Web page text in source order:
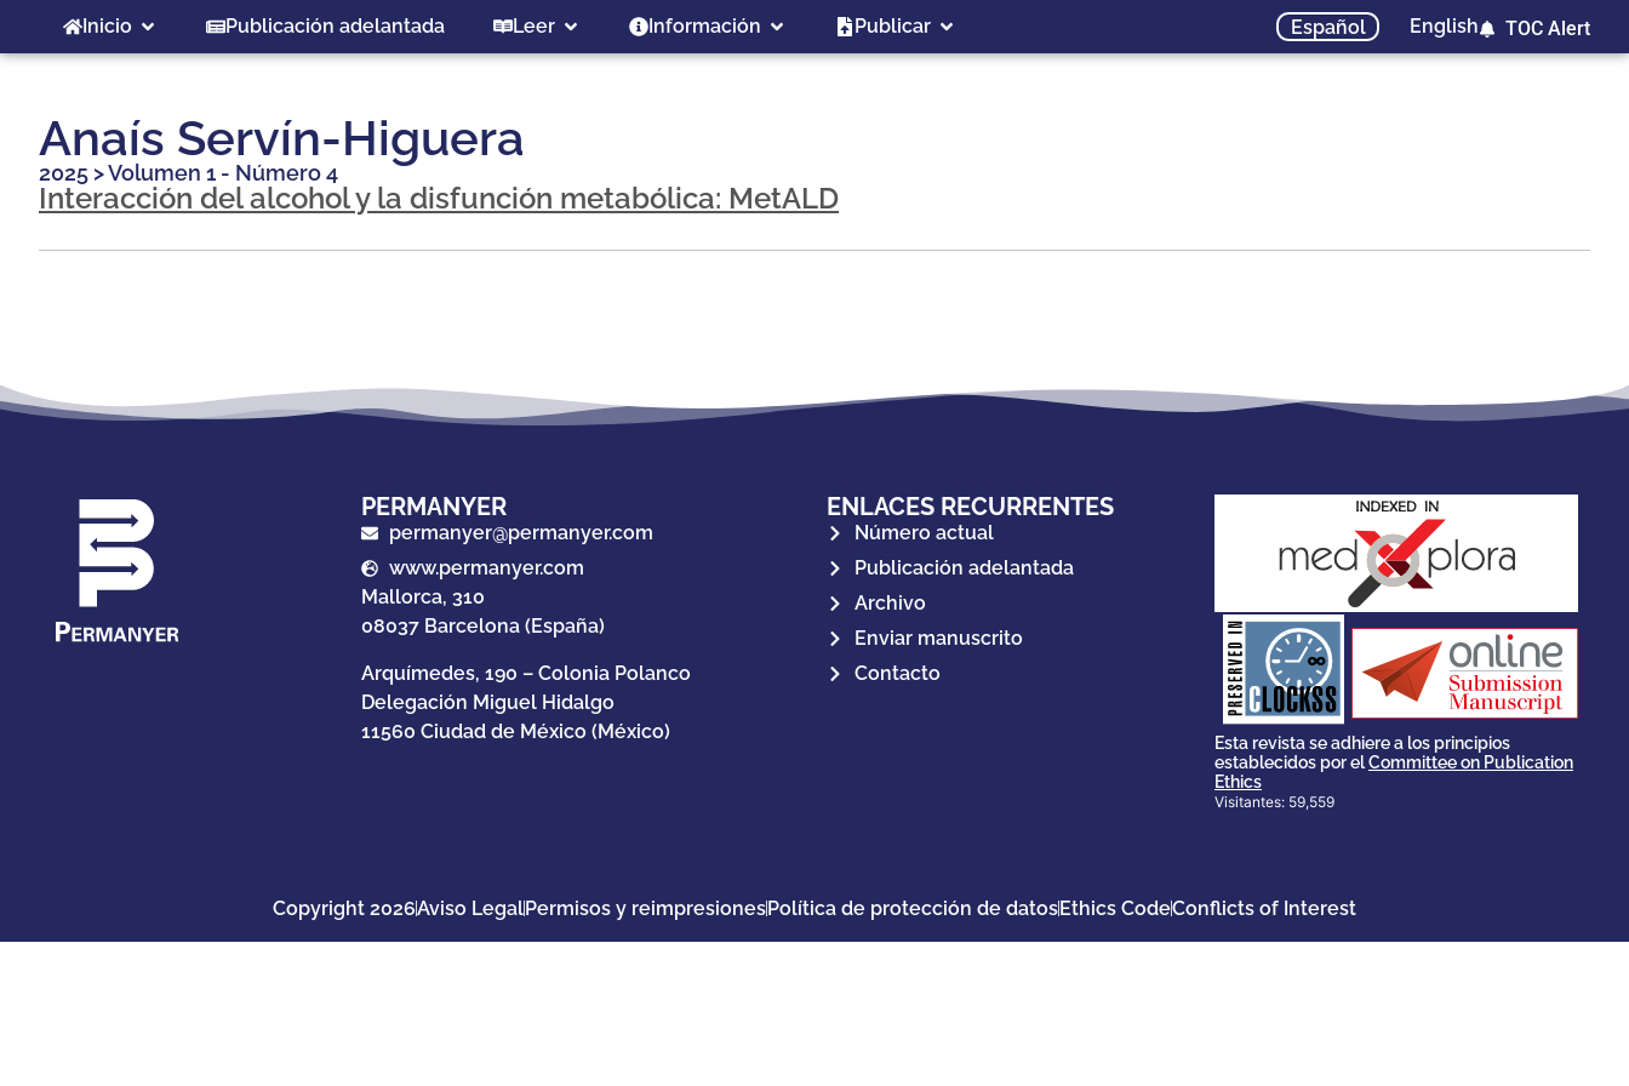
Inicio Publicación adelantada Leer Información Publicar Español English TOC Alert
Anaís Servín-Higuera
2025 >Volumen 1 - Número 4
Interacción del alcohol y la disfunción metabólica: MetALD
PERMANYER
permanyer@permanyer.com
www.permanyer.com
Mallorca, 310
08037 Barcelona (España)
Arquímedes, 190 – Colonia Polanco
Delegación Miguel Hidalgo
11560 Ciudad de México (México)
ENLACES RECURRENTES
Número actual
Publicación adelantada
Archivo
Enviar manuscrito
Contacto
CLOCKSS is a dak archive that
ensures the long-term
survival of web-based
scholary publications,
governed by and for its
stakeholders.
Esta revista se adhiere a los principios
establecidos por elCommittee on Publication
Ethics
Visitantes: 59,559
Copyright 2026Aviso LegalPermisos y reimpresionesPolítica de protección de datosEthics CodeConflicts of Interest